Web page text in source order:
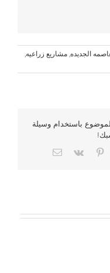
الجديده مشاريع زراعيه
باستخدام وسيلة
Pinterest
Vk
Email